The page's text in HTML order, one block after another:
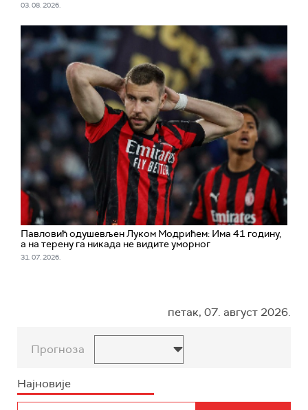
03. 08. 2026.
Павловић одушевљен Луком Модрићем: Има 41 годину,
а на терену га никада не видите уморног
31. 07. 2026.
петак, 07. август 2026.
Прогноза
Најновије